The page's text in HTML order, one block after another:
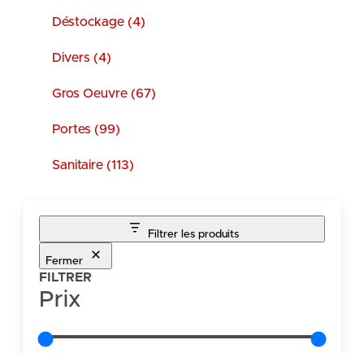
Déstockage (4)
Divers (4)
Gros Oeuvre (67)
Portes (99)
Sanitaire (113)
Filtrer les produits
Fermer
FILTRER
Prix